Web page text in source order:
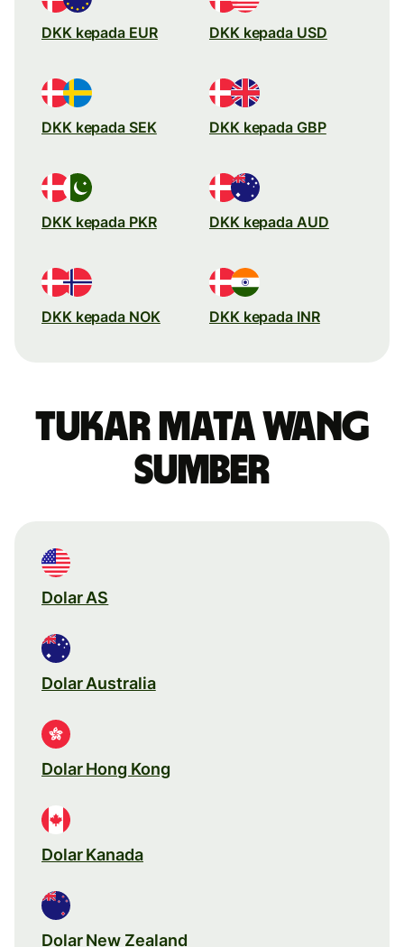
DKK kepada EUR DKK kepada USD
DKK kepada SEK DKK kepada GBP
DKK kepada PKR DKK kepada AUD
DKK kepada NOK DKK kepada INR
Tukar mata wang
sumber
Dolar AS
Dolar Australia
Dolar Hong Kong
Dolar Kanada
Dolar New Zealand